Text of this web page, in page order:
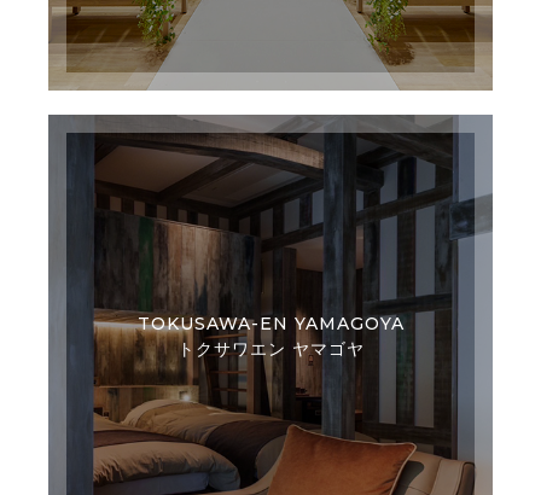
TOKUSAWA-EN YAMAGOYA
トクサワエン ヤマゴヤ